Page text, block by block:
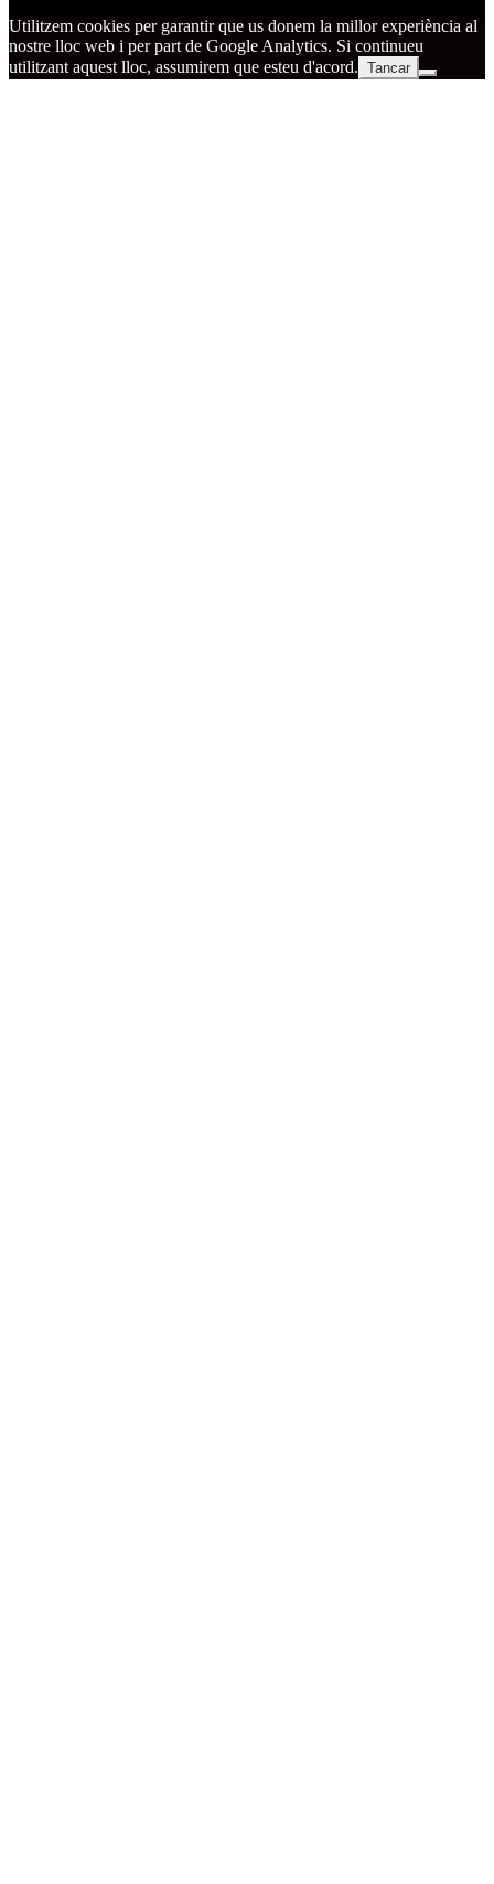
Utilitzem cookies per garantir que us donem la millor experiència al
nostre lloc web i per part de Google Analytics. Si continueu
utilitzant aquest lloc, assumirem que esteu d'acord. Tancar